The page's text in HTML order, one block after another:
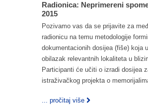
Radionica: Neprimereni
2015
Pozivamo vas da se prijavite za
radionicu na temu metodologije
dokumentacionih dosijea (fiše) koja
obilazak relevantnih lokaliteta u
Participanti će učiti o izradi dosijea
istraživačkog projekta o
... pročitaj više